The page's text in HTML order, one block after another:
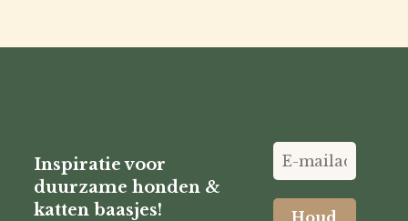
Inspiratie voor
duurzame honden &
katten baasjes!